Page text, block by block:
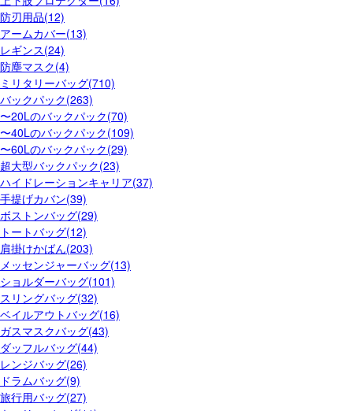
防刃用品(12)
アームカバー(13)
レギンス(24)
防塵マスク(4)
ミリタリーバッグ(710)
バックパック(263)
〜20Lのバックパック(70)
〜40Lのバックパック(109)
〜60Lのバックパック(29)
超大型バックパック(23)
ハイドレーションキャリア(37)
手提げカバン(39)
ボストンバッグ(29)
トートバッグ(12)
肩掛けかばん(203)
メッセンジャーバッグ(13)
ショルダーバッグ(101)
スリングバッグ(32)
ベイルアウトバッグ(16)
ガスマスクバッグ(43)
ダッフルバッグ(44)
レンジバッグ(26)
ドラムバッグ(9)
旅行用バッグ(27)